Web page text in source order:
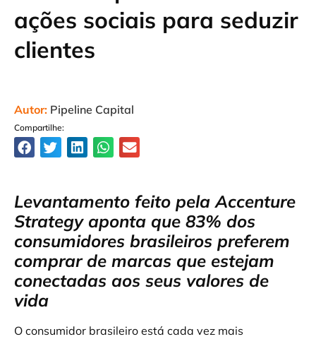
ações sociais para seduzir
clientes
Autor: Pipeline Capital
Compartilhe:
Levantamento feito pela Accenture
Strategy aponta que 83% dos
consumidores brasileiros preferem
comprar de marcas que estejam
conectadas aos seus valores de
vida
O consumidor brasileiro está cada vez mais